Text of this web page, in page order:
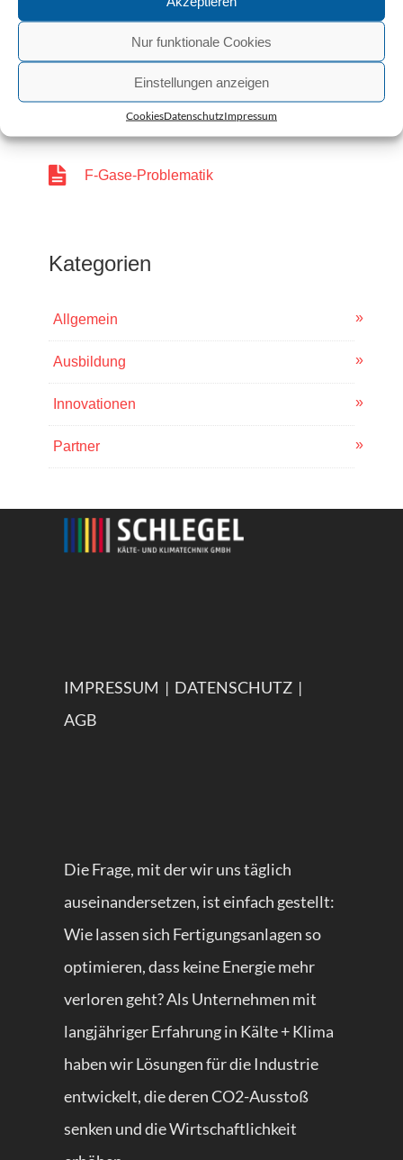
Nur funktionale Cookies
Einstellungen anzeigen
CookiesDatenschutzImpressum
Team mit Weitblick
CO2 Fußabdruck wirkungsvoll reduzieren
Keine Nachwuchssorgen
F-Gase-Problematik
Kategorien
Allgemein
Ausbildung
Innovationen
Partner
IMPRESSUM | DATENSCHUTZ|
AGB
Die Frage, mit der wir uns täglich
auseinandersetzen, ist einfach gestellt:
Wie lassen sich Fertigungsanlagen so
optimieren, dass keine Energie mehr
verloren geht? Als Unternehmen mit
langjähriger Erfahrung in Kälte + Klima
haben wir Lösungen für die Industrie
entwickelt, die deren CO2-Ausstoß
senken und die Wirtschaftlichkeit